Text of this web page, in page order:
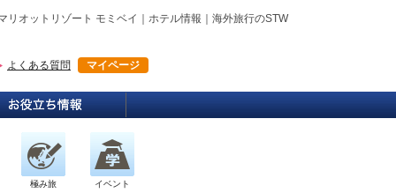
リオットリゾート モミベイ｜ホテル情報｜海外旅行のSTW
よくある質問 マイページ
極み旅 イベント